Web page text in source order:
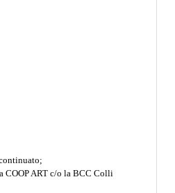
COOP ART c/o la BCC Colli